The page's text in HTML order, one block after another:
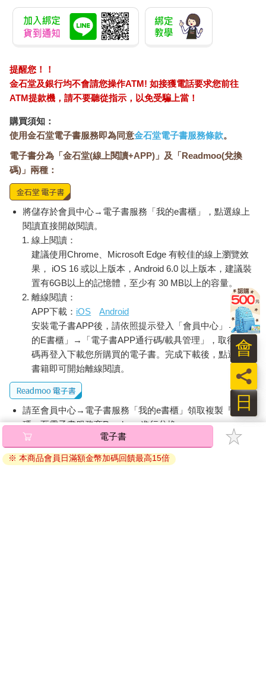
提醒您！！
金石堂及銀行均不會請您操作ATM! 如接獲電話要求您前往
ATM提款機，請不要聽從指示，以免受騙上當！
購買須知：
使用金石堂電子書服務即為同意金石堂電子書服務條款。
電子書分為「金石堂(線上閱讀+APP)」及「Readmoo(兌換
碼)」兩種：
將儲存於會員中心→電子書服務「我的e書櫃」，點選線上
閱讀直接開啟閱讀。
線上閱讀：
建議使用Chrome、Microsoft Edge 有較佳的線上瀏覽效
果， iOS 16 或以上版本，Android 6.0 以上版本，建議裝
置有6GB以上的記憶體，至少有 30 MB以上的容量。
離線閱讀：
APP下載： iOS
Android
安裝電子書APP後，請依照提示登入「會員中心」→「我
的E書櫃」→「電子書APP通行碼/載具管理」，取得通行
碼再登入下載您所購買的電子書。完成下載後，點選任一
書籍即可開始離線閱讀。
請至會員中心→電子書服務「我的e書櫃」領取複製『兌換
碼』至電子書服務商Readmoo進行兌換。
退換貨須知：
因版權保護，您在金石堂所購買的電子書僅能以金石堂專屬
電子書
※ 本商品會員日滿額金幣加碼回饋最高15倍
日
員
會